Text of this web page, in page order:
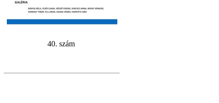
40. szám